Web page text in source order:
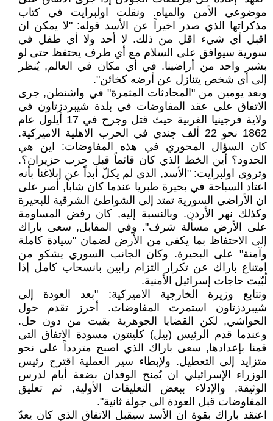
موضوعي الأمن والمياه. ونقلت اولبرايت في كتاب
مذكراتها الذي صدر اخيراً عن الأسد قوله: "لا يمكن ان
اقبل أي شيء اقل من ذلك. لا أحد ولا أي طفل في
سورية سيوافق على السلام مع أي طرف يحتفظ حتى لو
بشبر واحد من أراضينا. في أي مكان في العالم, يُنظر
إلى أي شخص يتنازل عن أرضه كخائن".
وبعد يومين من "المحادثات المثمرة" في واشنطن, جرى
الاتفاق على عقد المفاوضات في بلدة شيبردزتاون في
ولاية فرجينيا الغربية حيث قتل وجرح في 17 أيلول عام
1862 نحو 22 ألف جندي في الحرب الاهلية الاميركية.
كان السؤال المحوري في هذه المفاوضات: اين هي
الحدود؟ أين الخط الذي كان قائماً قبل حرب حزيران؟.
وتروي اولبرايت: "الأسد, الذي لم يكلّ أبداً عن إبلاغنا بأنه
اعتاد السباحة في بحيرة طبريا عندما كان شاباً, أصر على
ان الأراضي السورية تمتد إلى الشواطئ الشرقية للبحيرة
وكذلك نهر الأردن. وبالنسبة إليه, كان رفض المساومة
على الأرض مسألة شرف". وفي المقابل, سعى باراك
إلى الاحتفاظ بما يكفي من الأرض لضمان "سيادة كاملة
وآمنة" على البحيرة. وكان الجانب السوري يشكو من
امتناع باراك عن تكرار التزام رابين بانسحاب كامل إذا
لُبّيت حاجات إسرائيل الأمنية.
وتتابع وزيرة الخارجية الاميركية: "بعد العودة إلى
شيبردزتاون استمرت المفاوضات. أحرز تقدم حول
الحواشي, لكن القضايا الجوهرية بقيت من دون حل.
وعندما قدم الرئيس (بيل) كلينتون مسودة الاتفاق التي
قمنا بإعدادها, سعى باراك الذي اصبح متردداً على نحو
متزايد إلى التعطيل. ولإبطاء سير العملية اقترح رئيس
الوزراء الإسرائيلي ان يُمنح الوفدان بضعة أيام لدرس
الوثيقة, والإدلاء ببعض التعليقات الأولية, ثم تعليق
المفاوضات قبل العودة الى جولة ثانية".
اعتقد باراك بقوة ان الأسد سيقبل الاتفاق الذي كان يعدّ